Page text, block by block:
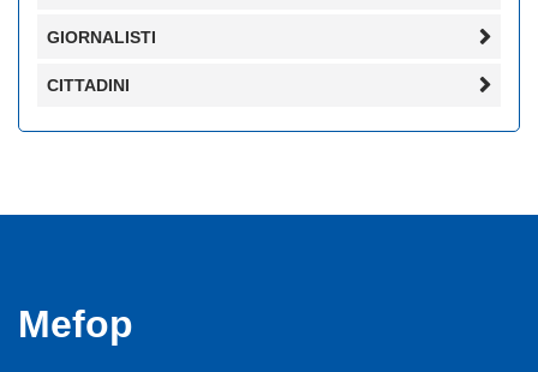
GIORNALISTI
CITTADINI
Mefop